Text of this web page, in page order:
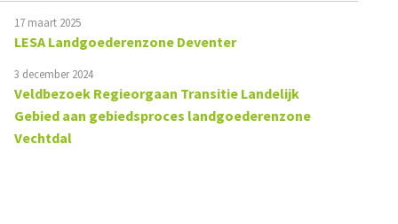
17 maart 2025
LESA Landgoederenzone Deventer
3 december 2024
Veldbezoek Regieorgaan Transitie Landelijk
Gebied aan gebiedsproces landgoederenzone
Vechtdal